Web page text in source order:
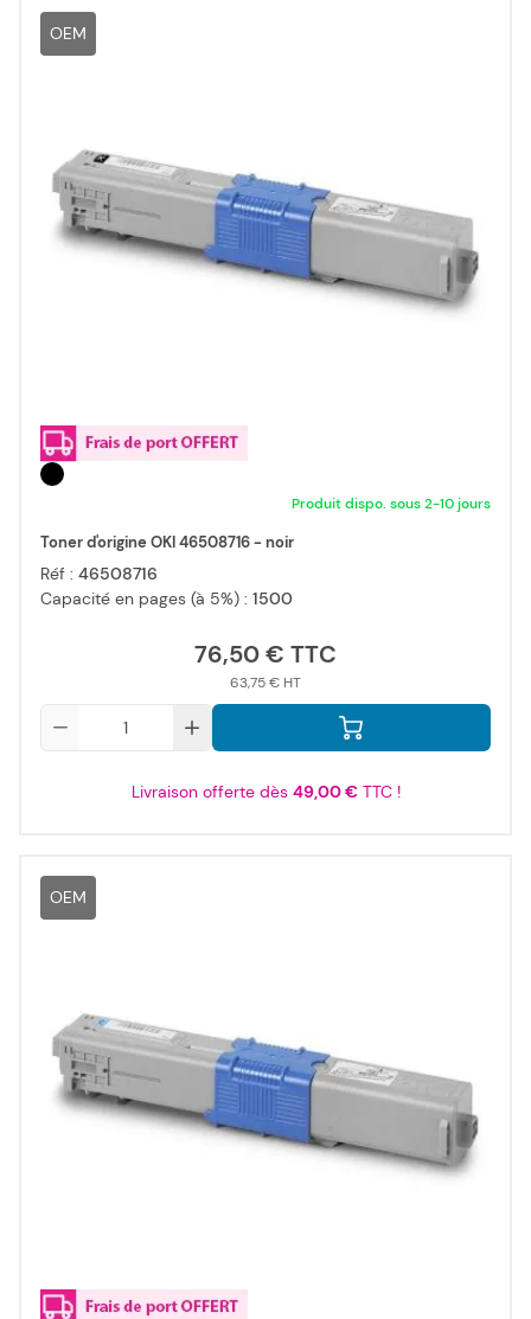
OEM
Produit dispo. sous 2-10 jours
Toner d'origine OKI 46508716 - noir
Réf : 46508716
Capacité en pages (à 5%) : 1500
76,50 €
63,75 €
Livraison offerte dès 49,00 €TTC !
OEM